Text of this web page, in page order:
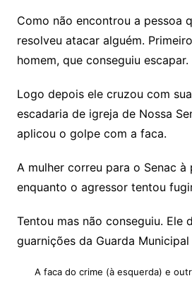
Como não encontrou a pessoa
resolveu atacar alguém.
homem, que conseguiu escapar.
Logo depois ele cruzou com
escadaria de igreja de Nossa
aplicou o golpe com a faca.
A mulher correu para o Senac
enquanto o agressor tentou
Tentou mas não conseguiu. Ele
guarnições da Guarda
A faca do crime (à esquerda) e